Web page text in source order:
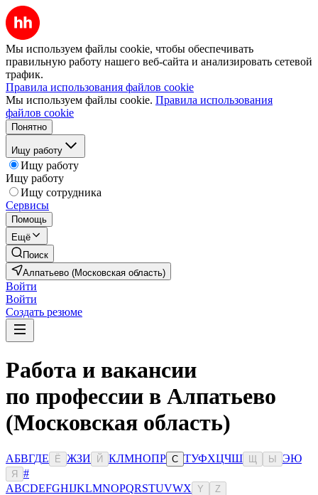
Мы используем файлы cookie, чтобы обеспечивать
правильную работу нашего веб-сайта и анализировать сетевой
трафик.
Правила использования файлов cookie
Мы используем файлы cookie. Правила использования
файлов cookie
Понятно
Ищу работу
Ищу работу
Ищу работу
Ищу сотрудника
Сервисы
Помощь
Ещё
Поиск
Алпатьево (Московская область)
Войти
Войти
Создать резюме
Работа и вакансии
по профессии в Алпатьево
(Московская область)
АБВГДЕ Ё ЖЗИ Й КЛМНОПР С ТУФХЦЧШ Ы ЭЮ
Я
#
ABCDEFGHIJKLMNOPQRSTUVWX Y Z